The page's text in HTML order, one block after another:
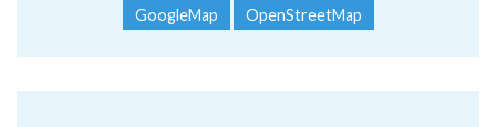
GoogleMap OpenStreetMap